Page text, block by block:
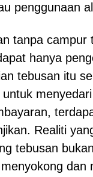
penggunaan
tanpa
hanya
tebusan itu
Realiti
tebusan
dan